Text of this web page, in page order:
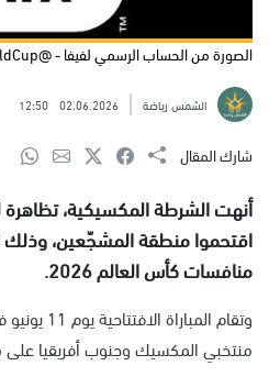
الصورة من الحساب الرسمي لفيفا - @FIFAWorldCup
الشمس رياضة 02.06.2026
12:50
شارك المقال
أنهت الشرطة المكسيكية،
اقتحموا منطقة المشجّعين، وذلك
منافسات كأس العالم 2026.
وتقام
منتخبي المكسيك وجنوب أفريقيا على